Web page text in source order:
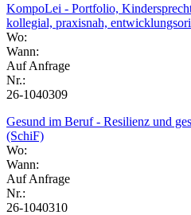
KompoLei - Portfolio,
kollegial, praxisnah,
Wo:
Wann:
Auf Anfrage
Nr.:
26-1040309
Gesund im Beruf - Resilienz und
(SchiF)
Wo:
Wann:
Auf Anfrage
Nr.:
26-1040310